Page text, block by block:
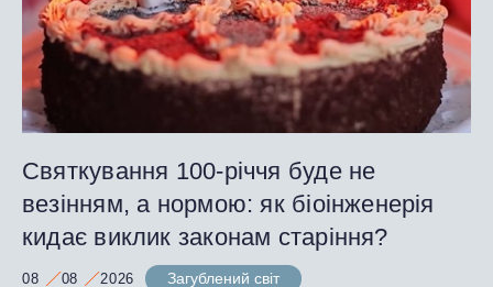
Святкування 100-річчя буде не
везінням, а нормою: як біоінженерія
кидає виклик законам старіння?
08 08 2026 Загублений світ